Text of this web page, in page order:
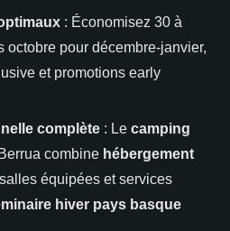
: Économisez 30 à
octobre pour décembre-janvier,
et promotions early
complète : Le camping
Berrua combine hébergement
équipées et services
hiver pays basque